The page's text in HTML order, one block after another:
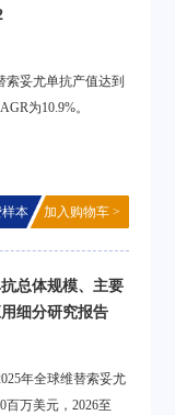
索妥尤单抗产值达到
为10.9%。
本 加入购物车 >
总体规模、主要
细分研究报告
年全球维替索妥尤
百万美元，2026至